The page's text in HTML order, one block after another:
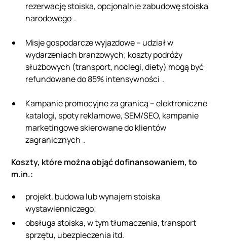
rezerwację stoiska, opcjonalnie zabudowę stoiska
narodowego .
Misje gospodarcze wyjazdowe – udział w
wydarzeniach branżowych; koszty podróży
służbowych (transport, noclegi, diety) mogą być
refundowane do 85% intensywności .
Kampanie promocyjne za granicą – elektroniczne
katalogi, spoty reklamowe, SEM/SEO, kampanie
marketingowe skierowane do klientów
zagranicznych .
Koszty, które można objąć dofinansowaniem, to
m.in.:
projekt, budowa lub wynajem stoiska
wystawienniczego;
obsługa stoiska, w tym tłumaczenia, transport
sprzętu, ubezpieczenia itd.